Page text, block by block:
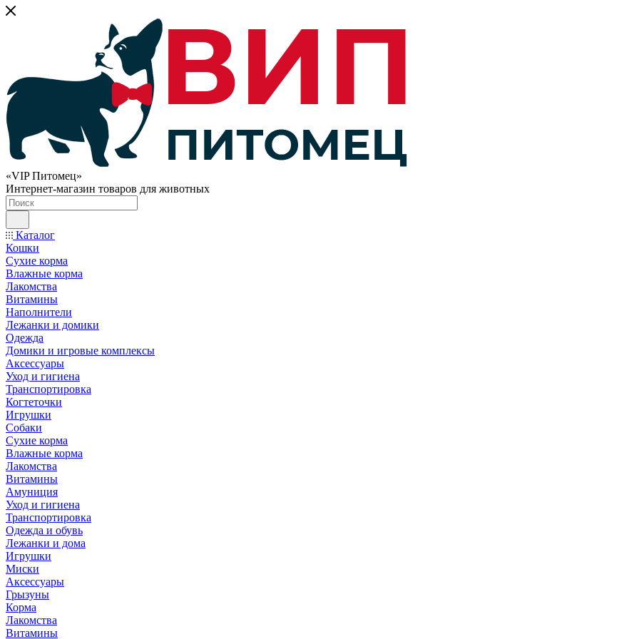
«VIP Питомец»
Интернет-магазин товаров для животных
Каталог
Кошки
Сухие корма
Влажные корма
Лакомства
Витамины
Наполнители
Лежанки и домики
Одежда
Домики и игровые комплексы
Аксессуары
Уход и гигиена
Транспортировка
Когтеточки
Игрушки
Собаки
Сухие корма
Влажные корма
Лакомства
Витамины
Амуниция
Уход и гигиена
Транспортировка
Одежда и обувь
Лежанки и дома
Игрушки
Миски
Аксессуары
Грызуны
Корма
Лакомства
Витамины